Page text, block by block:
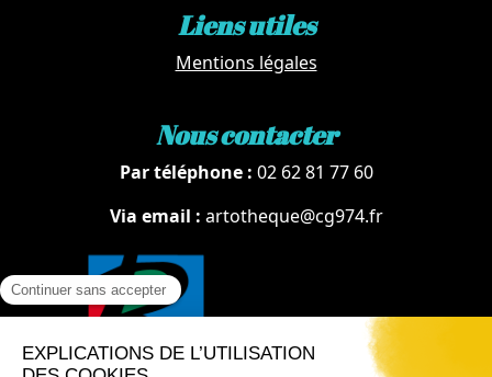
Liens utiles
Mentions légales
Nous contacter
Par téléphone : 02 62 81 77 60
Via email : artotheque@cg974.fr